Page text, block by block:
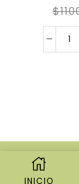
$
©
INICIO